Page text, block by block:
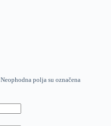
Neophodna polja su označena